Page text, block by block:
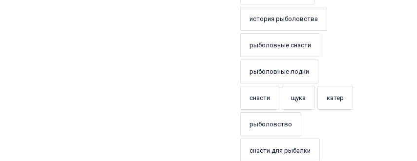
история рыболовства
рыболовные снасти
рыболовные лодки
снасти щука катер
рыболовство
снасти для рыбалки